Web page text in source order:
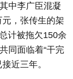
中李广臣混凝
，张传生的架
计被拖欠150余
同面临着“干完
近三年。